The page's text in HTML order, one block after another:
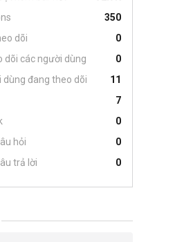
350
dõi
0
dõi các người dùng
0
dùng đang theo dõi
11
7
0
hỏi
0
trả lời
0